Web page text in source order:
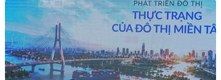
tác chặt chẽ hơn với Nga./.
(TTXVN/Vietnam+)